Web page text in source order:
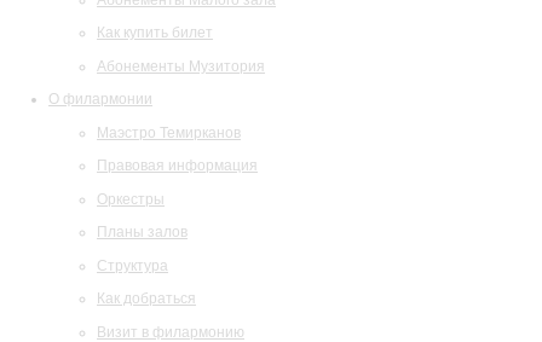
Как купить билет
Абонементы Музитория
О филармонии
Маэстро Темирканов
Правовая информация
Оркестры
Планы залов
Структура
Как добраться
Визит в филармонию